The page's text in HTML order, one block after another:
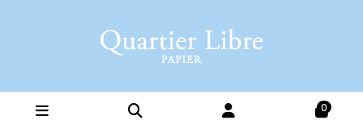
0